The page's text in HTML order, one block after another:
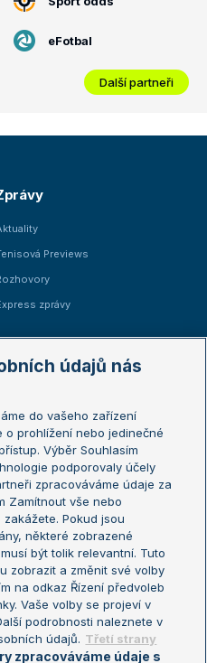
eFotbal
Další partneři
Previews
zprávy
Open
French Open
Open
mistrů
mistryň
údajů nás
do vašeho zařízení
o prohlížení nebo jedinečné
Výběr Souhlasím
podporovaly účely
zpracováváme údaje za
Zamítnout vše nebo
Pokud jsou
některé zobrazené
být tolik relevantní. Tuto
zobrazit a změnit své volby
na odkaz Řízení předvoleb
Vaše volby se projeví v
podrobnosti naleznete v
údajů. Třetí strany
zpracováváme údaje s